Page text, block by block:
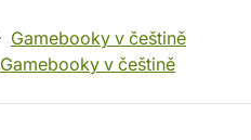
Gamebooky v češtině
Gamebooky v češtině